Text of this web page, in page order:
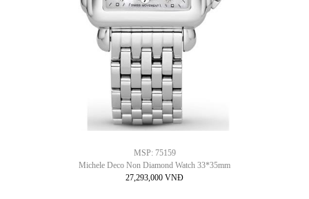
MSP: 75159
Michele Deco Non Diamond Watch 33*35mm
27,293,000 VNĐ